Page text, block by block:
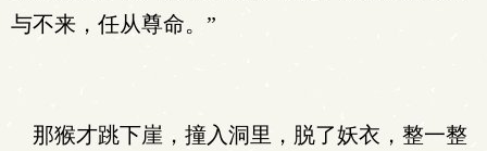
与不来，任从尊命。”
那猴才跳下崖，撞入洞里，脱了妖衣，整一整